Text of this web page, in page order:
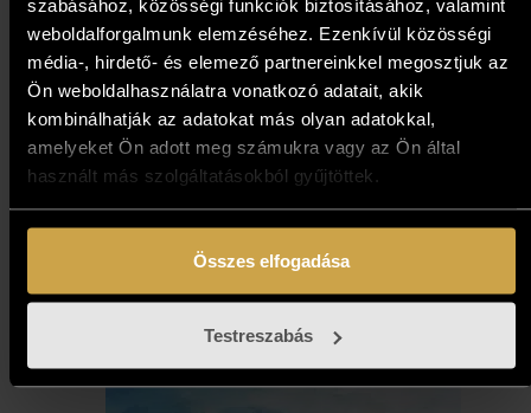
szabásához, közösségi funkciók biztosításához, valamint
weboldalforgalmunk elemzéséhez. Ezenkívül közösségi
média-, hirdető- és elemező partnereinkkel megosztjuk az
Ön weboldalhasználatra vonatkozó adatait, akik
kombinálhatják az adatokat más olyan adatokkal,
amelyeket Ön adott meg számukra vagy az Ön által
használt más szolgáltatásokból gyűjtöttek.
Összes elfogadása
Testreszabás
Nagy Tibor - A táj
metamorfózisa 1. (30x25 cm)
721 000Ft
Kosárba teszem